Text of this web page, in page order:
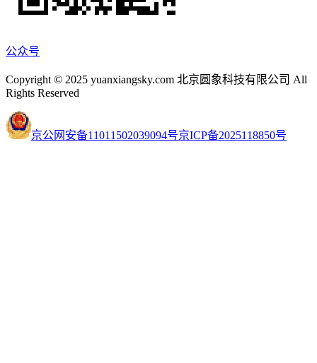
公众号
Copyright © 2025 yuanxiangsky.com 北京圆象科技有限公司 All
Rights Reserved
京公网安备11011502039094号京ICP备2025118850号